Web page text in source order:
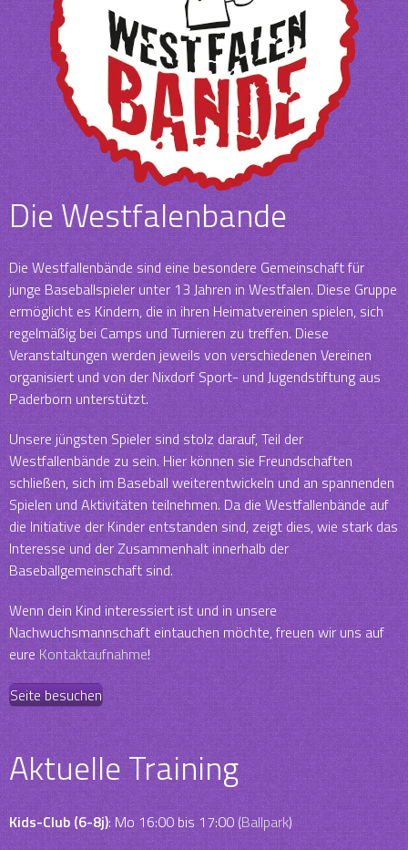
Die Westfalenbande
Die Westfallenbände sind eine besondere Gemeinschaft für
junge Baseballspieler unter 13 Jahren in Westfalen. Diese Gruppe
ermöglicht es Kindern, die in ihren Heimatvereinen spielen, sich
regelmäßig bei Camps und Turnieren zu treffen. Diese
Veranstaltungen werden jeweils von verschiedenen Vereinen
organisiert und von der Nixdorf Sport- und Jugendstiftung aus
Paderborn unterstützt.
Unsere jüngsten Spieler sind stolz darauf, Teil der
Westfallenbände zu sein. Hier können sie Freundschaften
schließen, sich im Baseball weiterentwickeln und an spannenden
Spielen und Aktivitäten teilnehmen. Da die Westfallenbände auf
die Initiative der Kinder entstanden sind, zeigt dies, wie stark das
Interesse und der Zusammenhalt innerhalb der
Baseballgemeinschaft sind.
Wenn dein Kind interessiert ist und in unsere
Nachwuchsmannschaft eintauchen möchte, freuen wir uns auf
eureKontaktaufnahme!
Seite besuchen
Aktuelle Training
Kids-Club (6-8j): Mo 16:00 bis 17:00 (Ballpark)